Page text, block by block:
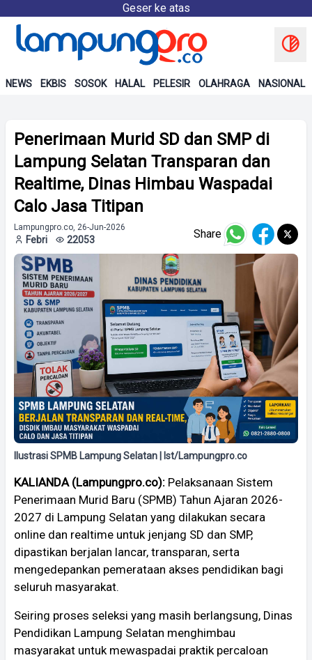
Geser ke atas
NEWS EKBIS SOSOK HALAL PELESIR OLAHRAGA NASIONAL
Penerimaan Murid SD dan SMP di
Lampung Selatan Transparan dan
Realtime, Dinas Himbau Waspadai
Calo Jasa Titipan
Lampungpro.co, 26-Jun-2026
Febri 22053 Share
Ilustrasi SPMB Lampung Selatan | Ist/Lampungpro.co
KALIANDA (Lampungpro.co): Pelaksanaan Sistem
Penerimaan Murid Baru (SPMB) Tahun Ajaran 2026-
2027 di Lampung Selatan yang dilakukan secara
online dan realtime untuk jenjang SD dan SMP,
dipastikan berjalan lancar, transparan, serta
mengedepankan pemerataan akses pendidikan bagi
seluruh masyarakat.
Seiring proses seleksi yang masih berlangsung, Dinas
Pendidikan Lampung Selatan menghimbau
masyarakat untuk mewaspadai praktik percaloan